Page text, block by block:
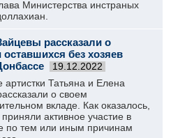
Министерства инстраных
рассказали о
оставшихся без хозяев
19.12.2022
артистки Татьяна и Елена
о своем
вкладе. Как оказалось,
активное участие в
по тем или иным причинам